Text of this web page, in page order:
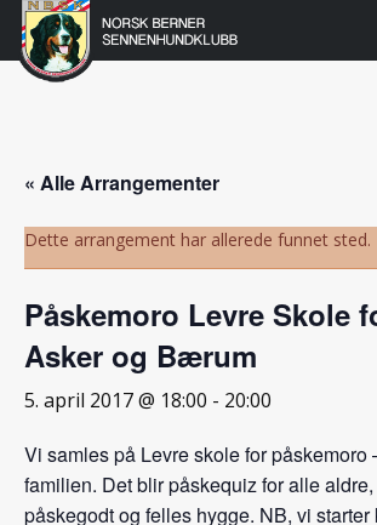
Gå
Norsk
Berner
« Alle Arrangementer
Dette arrangement har allerede funnet sted.
Påskemoro Levre Skole
Asker og Bærum
5. april 2017 @ 18:00 - 20:00
Vi samles på Levre skole for påskemoro
familien. Det blir påskequiz for alle aldre,
påskegodt og felles hygge. NB, vi starter